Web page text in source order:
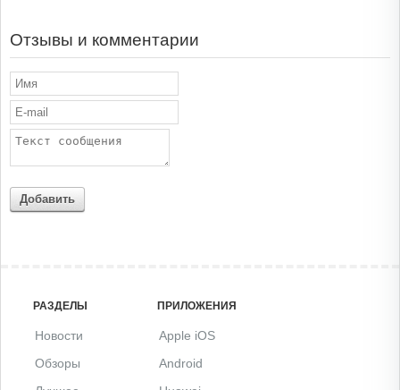
Отзывы и комментарии
Добавить
РАЗДЕЛЫ
Новости
Обзоры
ПРИЛОЖЕНИЯ
Apple iOS
Android